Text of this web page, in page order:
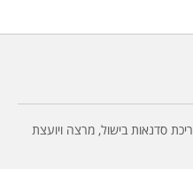
סדנאות בישול, מרצה ויועצת